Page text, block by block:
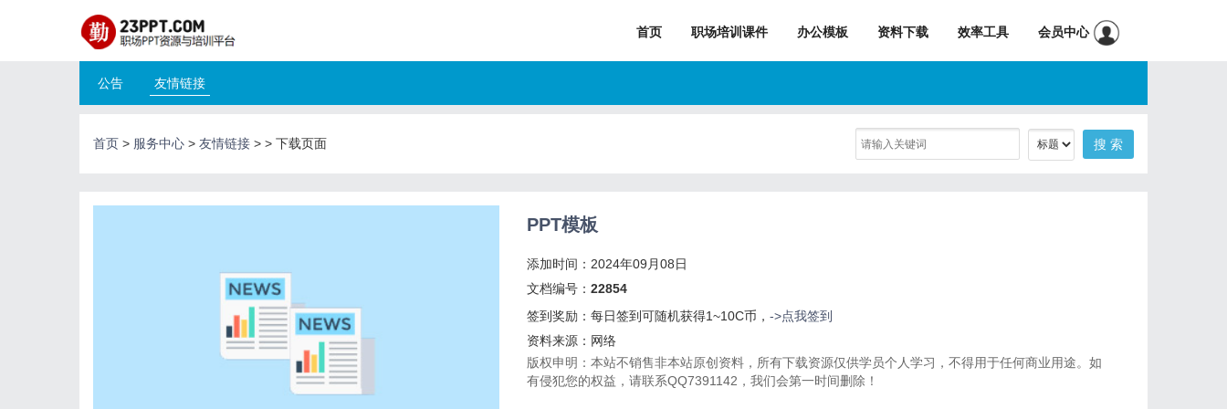
首页 职场培训课件 办公模板 资料下载 效率工具 会员中心
公告 友情链接
首页 > 服务中心 > 友情链接 > > 下载页面
PPT模板
添加时间：2024年09月08日
文档编号： 22854
签到奖励：每日签到可随机获得1~10C币， ->点我签到
资料来源：网络
版权申明：本站不销售非本站原创资料，所有下载资源仅供学员个人学习，不得用于任何商业用途。如
有侵犯您的权益，请联系QQ7391142，我们会第一时间删除！